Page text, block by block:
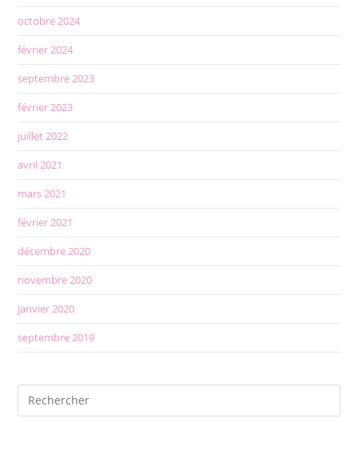
octobre 2024
février 2024
septembre 2023
février 2023
juillet 2022
avril 2021
mars 2021
février 2021
décembre 2020
novembre 2020
janvier 2020
septembre 2019